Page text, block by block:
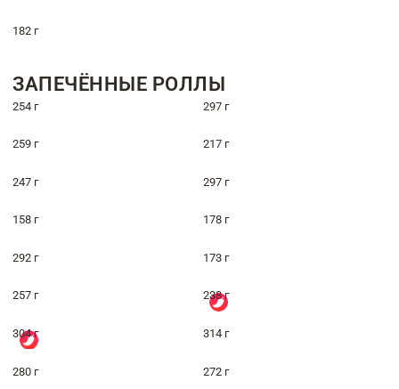
182 г
ЗАПЕЧЁННЫЕ РОЛЛЫ
254 г 297 г
259 г 217 г
247 г 297 г
158 г 178 г
292 г 173 г
257 г 238 г
304 г 314 г
280 г 272 г